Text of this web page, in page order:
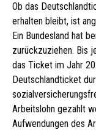
Ob das
erhalten bleibt, ist
Ein Bundesland hat
zurückzuziehen. Bis
das Ticket im Jahr
Deutschlandticket
Arbeitslohn gezahlt
Aufwendungen des